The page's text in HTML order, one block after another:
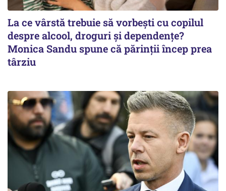
La ce vârstă trebuie să vorbești cu copilul
despre alcool, droguri și dependențe?
Monica Sandu spune că părinții încep prea
târziu